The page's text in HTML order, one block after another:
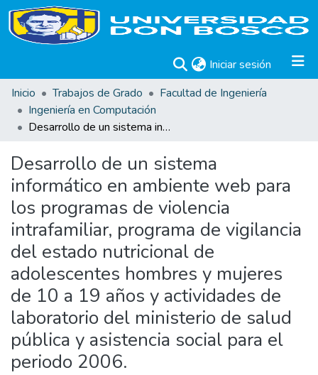
Iniciar sesión (current)
Inicio
Trabajos de Grado
Facultad de Ingeniería
Ingeniería en Computación
Desarrollo de un sistema informático en ambiente web para los programas de violencia intrafamiliar, programa de vigilancia del estado nutricional de adolescentes hombres y mujeres de 10 a 19 años y actividades de laboratorio del ministerio de salud pública y asistencia social para el periodo 2006.
Desarrollo de un sistema
informático en ambiente web para
los programas de violencia
intrafamiliar, programa de vigilancia
del estado nutricional de
adolescentes hombres y mujeres
de 10 a 19 años y actividades de
laboratorio del ministerio de salud
pública y asistencia social para el
periodo 2006.